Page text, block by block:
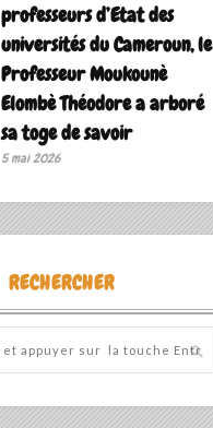
professeurs d’Etat des
universités du Cameroun, le
Professeur Moukounè
Elombè Théodore a arboré
sa toge de savoir ‎
5 mai 2026
RECHERCHER